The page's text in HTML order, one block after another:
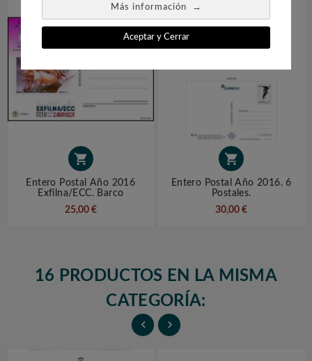
Más información →
Aceptar y Cerrar

Entero Postal Año 2016
Exfilna/ECC. Barco
25,00 €

Entero Postal Año 2016. 6
Postales.
30,00 €
16 PRODUCTOS EN LA MISMA
CATEGORÍA:
 